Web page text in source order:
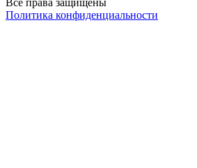
Все права защищены
Политика конфиденциальности